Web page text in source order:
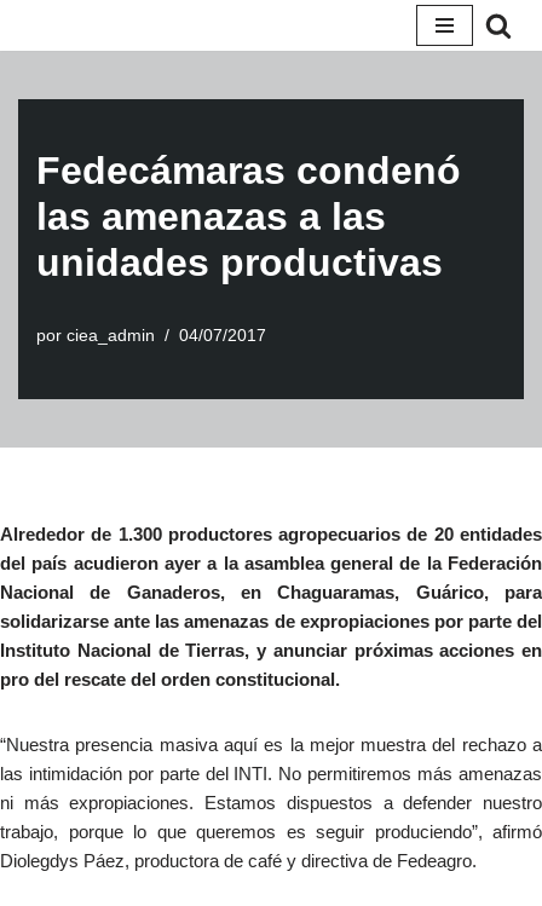
Fedecámaras condenó
las amenazas a las
unidades productivas
por ciea_admin 04/07/2017
Alrededor de 1.300 productores agropecuarios de 20 entidades
del país acudieron ayer a la asamblea general de la Federación
Nacional de Ganaderos, en Chaguaramas, Guárico, para
solidarizarse ante las amenazas de expropiaciones por parte del
Instituto Nacional de Tierras, y anunciar próximas acciones en
pro del rescate del orden constitucional.
“Nuestra presencia masiva aquí es la mejor muestra del rechazo a
las intimidación por parte del INTI. No permitiremos más amenazas
ni más expropiaciones. Estamos dispuestos a defender nuestro
trabajo, porque lo que queremos es seguir produciendo”, afirmó
Diolegdys Páez, productora de café y directiva de Fedeagro.